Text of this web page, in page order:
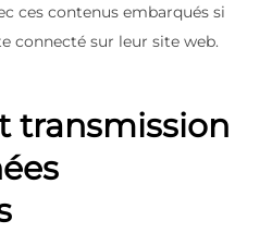
ces contenus embarqués si
connecté sur leur site web.
transmission